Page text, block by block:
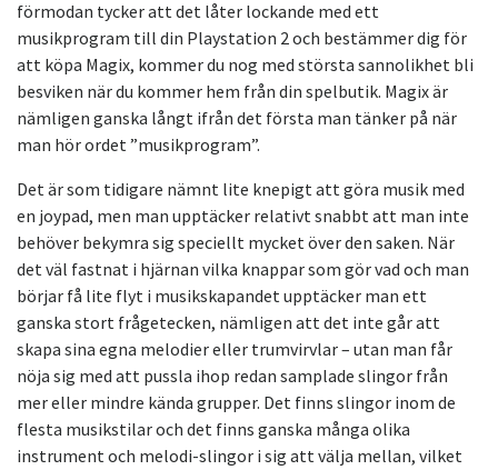
förmodan tycker att det låter lockande med ett
musikprogram till din Playstation 2 och bestämmer dig för
att köpa Magix, kommer du nog med största sannolikhet bli
besviken när du kommer hem från din spelbutik. Magix är
nämligen ganska långt ifrån det första man tänker på när
man hör ordet ”musikprogram”.
Det är som tidigare nämnt lite knepigt att göra musik med
en joypad, men man upptäcker relativt snabbt att man inte
behöver bekymra sig speciellt mycket över den saken. När
det väl fastnat i hjärnan vilka knappar som gör vad och man
börjar få lite flyt i musikskapandet upptäcker man ett
ganska stort frågetecken, nämligen att det inte går att
skapa sina egna melodier eller trumvirvlar – utan man får
nöja sig med att pussla ihop redan samplade slingor från
mer eller mindre kända grupper. Det finns slingor inom de
flesta musikstilar och det finns ganska många olika
instrument och melodi-slingor i sig att välja mellan, vilket